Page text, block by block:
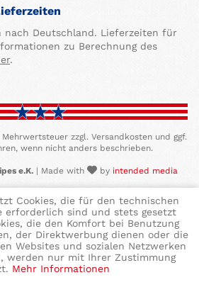
Deutschland. Lieferzeiten für
zu Berechnung des
.
zzgl. Versandkosten und ggf.
wenn nicht anders beschrieben.
e.K. | Made with by intended media
Cookies, die für den technischen
erforderlich sind und stets gesetzt
die den Komfort bei Benutzung
der Direktwerbung dienen oder die
Websites und sozialen Netzwerken
werden nur mit Ihrer Zustimmung
Mehr Informationen